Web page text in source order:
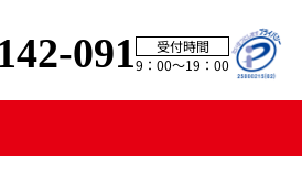
091
受付時間
9：00〜19：00